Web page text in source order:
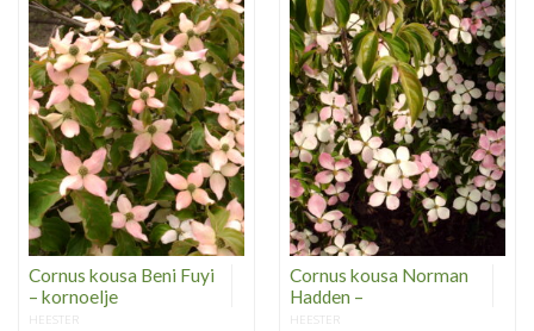
Cornus kousa Beni Fuyi
– kornoelje
HEESTER
Cornus kousa Norman
Hadden –
HEESTER